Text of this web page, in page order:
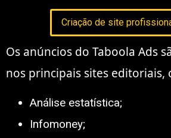
Criação de site
Os anúncios do Taboola Ads
nos principais sites editoriais,
Análise estatística;
Infomoney;